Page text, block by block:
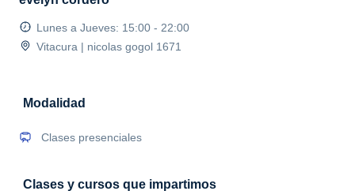
Lunes a Jueves: 15:00 - 22:00
Vitacura | nicolas gogol 1671
Modalidad
Clases presenciales
Clases y cursos que impartimos